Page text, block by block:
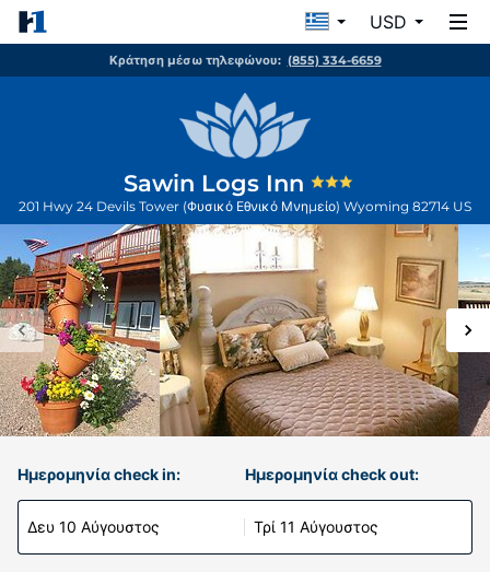
USD
Κράτηση μέσω τηλεφώνου: (855) 334-6659
Sawin Logs Inn
201 Hwy 24 Devils Tower (Φυσικό Εθνικό Μνημείο) Wyoming 82714 US
Ημερομηνία check in:
Δευ 10 Αύγουστος
Ημερομηνία check out:
Τρί 11 Αύγουστος